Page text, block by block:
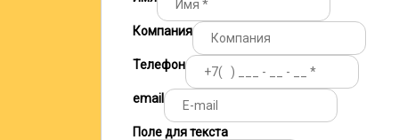
Компания
Телефон
email
Поле для текста